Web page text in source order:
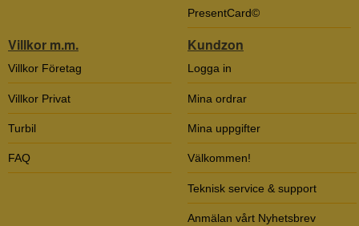
PresentCard©
Villkor m.m.
Villkor Företag
Villkor Privat
Turbil
FAQ
Kundzon
Logga in
Mina ordrar
Mina uppgifter
Välkommen!
Teknisk service & support
Anmälan vårt Nyhetsbrev